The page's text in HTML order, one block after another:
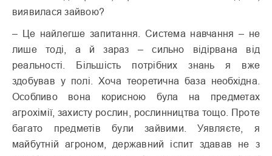
виявилася зайвою?
– Це найлегше запитання. Система навчання – не
лише тоді, а й зараз – сильно відірвана від
реальності. Більшість потрібних знань я вже
здобував у полі. Хоча теоретична база необхідна.
Особливо вона корисною була на предметах
агрохімії, захисту рослин, рослинництва тощо. Проте
багато предметів були зайвими. Уявляєте, я
майбутній агроном, державний іспит здавав не з